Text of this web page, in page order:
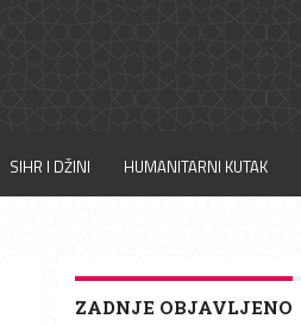
SIHR I DŽINI HUMANITARNI KUTAK
ZADNJE OBJAVLJENO